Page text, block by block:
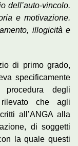
dell’auto-vincolo.
e motivazione.
illogicità e
di primo grado,
specificamente
degli
che agli
all’ANGA alla
di soggetti
la quale questi